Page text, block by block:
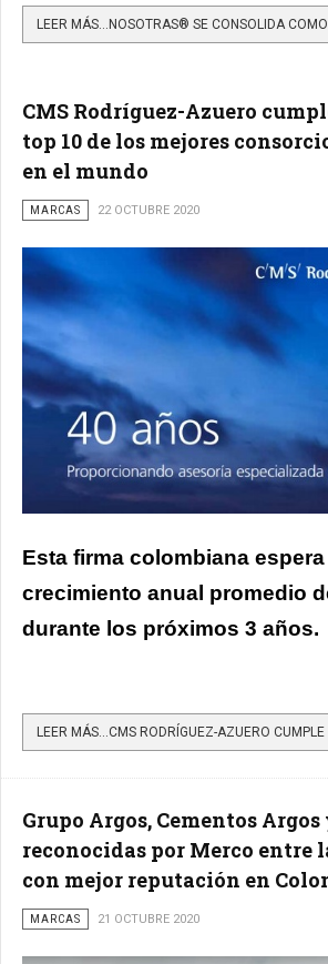
CMS Rodríguez-Azuero
top 10 de los mejores
en el mundo
MARCAS 22 OCTUBRE 2020
Esta firma colombiana
crecimiento anual promedio
durante los próximos 3 años.
Grupo Argos, Cementos Argos
reconocidas por Merco entre
con mejor reputación en
MARCAS 21 OCTUBRE 2020